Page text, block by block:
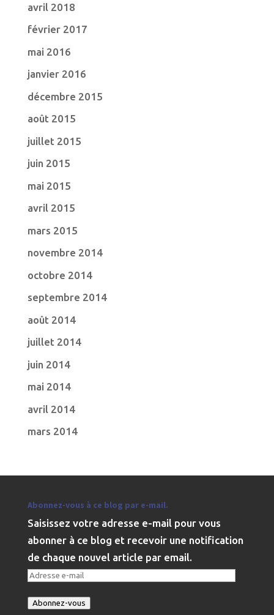
avril 2018
février 2017
mai 2016
janvier 2016
décembre 2015
août 2015
juillet 2015
juin 2015
mai 2015
avril 2015
mars 2015
novembre 2014
octobre 2014
septembre 2014
août 2014
juillet 2014
juin 2014
mai 2014
avril 2014
mars 2014
Abonnez-vous à ce blog par e-mail.
Saisissez votre adresse e-mail pour vous
abonner à ce blog et recevoir une notification
de chaque nouvel article par email.
Adresse
mail
Abonnez-vous